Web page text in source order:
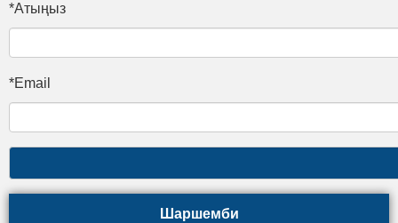
*Атыңыз
*Email
Шаршемби